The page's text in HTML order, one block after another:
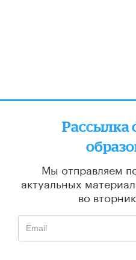
Рассылка
Мы отправляем
актуальных
во